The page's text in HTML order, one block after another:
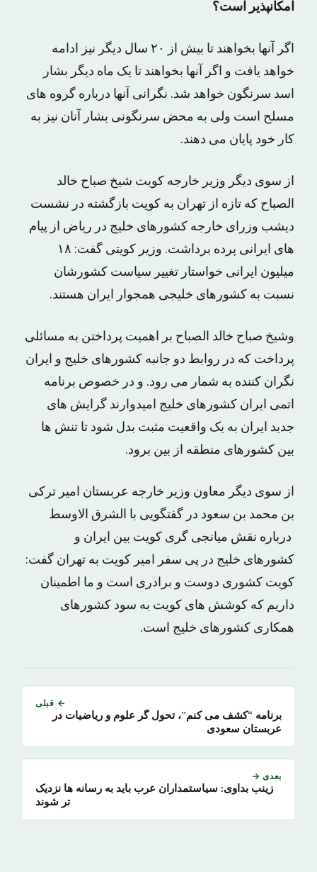
امکانپذیر است؟
اگر آنها بخواهند تا بیش از ۲۰ سال دیگر نیز ادامه
خواهد یافت و اگر آنها بخواهند تا یک ماه دیگر بشار
اسد سرنگون خواهد شد. نگرانی آنها درباره گروه های
مسلح است ولی به محض سرنگونی بشار آنان نیز به
کار خود پایان می دهند.
از سوی دیگر وزیر خارجه کویت شیخ صباح خالد
الصباح که تازه از تهران به کویت بازگشته در نشست
دیشب وزرای خارجه کشورهای خلیج در ریاض از پیام
های ایرانی پرده برداشت. وزیر کویتی گفت: ۱۸
میلیون ایرانی خواستار تغییر سیاست کشورشان
نسبت به کشورهای خلیجی همجوار ایران هستند.
وشیخ صباح خالد الصباح بر اهمیت پرداختن به مسائلی
پرداخت که در روابط دو جانبه کشورهای خلیج و ایران
نگران کننده به شمار می رود. و در خصوص برنامه
اتمی ایران کشورهای خلیج امیدوارند گرایش های
جدید ایران به یک واقعیت مثبت بدل شود تا تنش ها
بین کشورهای منطقه از بین برود.
از سوی دیگر معاون وزیر خارجه عربستان امیر ترکی
بن محمد بن سعود در گفتگویی با الشرق الاوسط
درباره نقش میانجی گری کویت بین ایران و
کشورهای خلیج در پی سفر امیر کویت به تهران گفت:
کویت کشوری دوست و برادری است و ما اطمینان
داریم که کوشش های کویت به سود کشورهای
همکاری کشورهای خلیج است.
← قبلی
برنامه “کشف می کنم”، تحول گر علوم و ریاضیات در
عربستان سعودی
بعدی →
زینب بداوی: سیاستمداران عرب باید به رسانه ها نزدیک
تر شوند